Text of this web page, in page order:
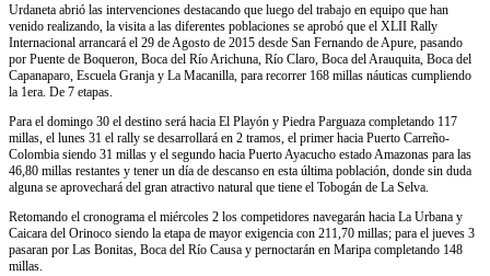
Urdaneta abrió las intervenciones destacando que luego del trabajo en equipo que han
venido realizando, la visita a las diferentes poblaciones se aprobó que el XLII Rally
Internacional arrancará el 29 de Agosto de 2015 desde San Fernando de Apure, pasando
por Puente de Boqueron, Boca del Río Arichuna, Río Claro, Boca del Arauquita, Boca del
Capanaparo, Escuela Granja y La Macanilla, para recorrer 168 millas náuticas cumpliendo
la 1era. De 7 etapas.
Para el domingo 30 el destino será hacia El Playón y Piedra Parguaza completando 117
millas, el lunes 31 el rally se desarrollará en 2 tramos, el primer hacia Puerto Carreño-
Colombia siendo 31 millas y el segundo hacia Puerto Ayacucho estado Amazonas para las
46,80 millas restantes y tener un día de descanso en esta última población, donde sin duda
alguna se aprovechará del gran atractivo natural que tiene el Tobogán de La Selva.
Retomando el cronograma el miércoles 2 los competidores navegarán hacia La Urbana y
Caicara del Orinoco siendo la etapa de mayor exigencia con 211,70 millas; para el jueves 3
pasaran por Las Bonitas, Boca del Río Causa y pernoctarán en Maripa completando 148
millas.